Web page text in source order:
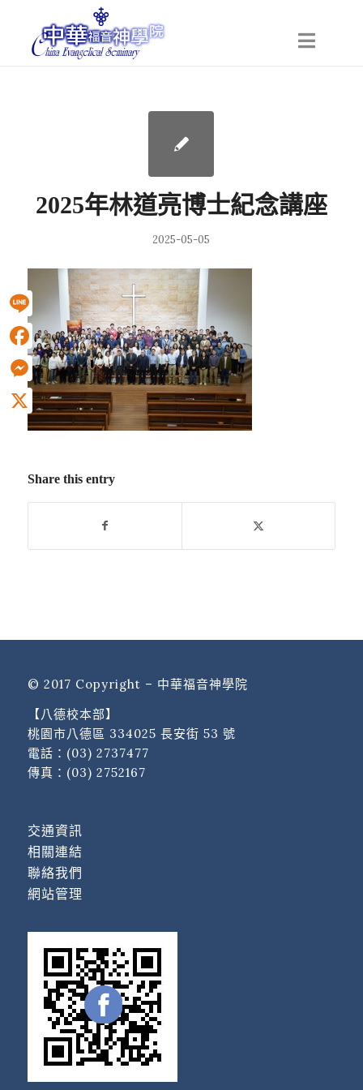
2025年林道亮博士紀念講座
2025-05-05
Share this entry
© 2017 Copyright – 中華福音神學院
【八德校本部】
桃園市八德區 334025 長安街 53 號
電話： (03) 2737477
傳真：(03) 2752167
交通資訊
相關連結
聯絡我們
網站管理
Line
Facebook
Messenger